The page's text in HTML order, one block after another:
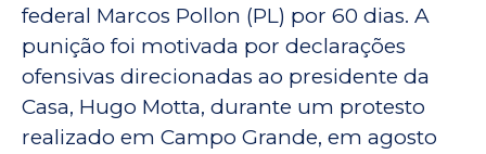
federal Marcos Pollon (PL) por 60 dias. A
punição foi motivada por declarações
ofensivas direcionadas ao presidente da
Casa, Hugo Motta, durante um protesto
realizado em Campo Grande, em agosto